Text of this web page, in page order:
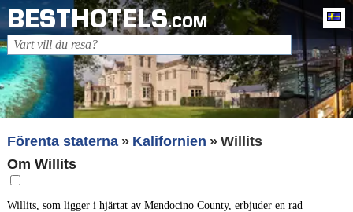
BESTHOTELS.COM
Förenta staterna Kalifornien
Willits
Om Willits
Willits, som ligger i hjärtat av Mendocino County, erbjuder en rad